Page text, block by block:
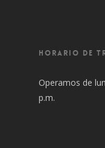
HORARIO DE
Operamos de
p.m.